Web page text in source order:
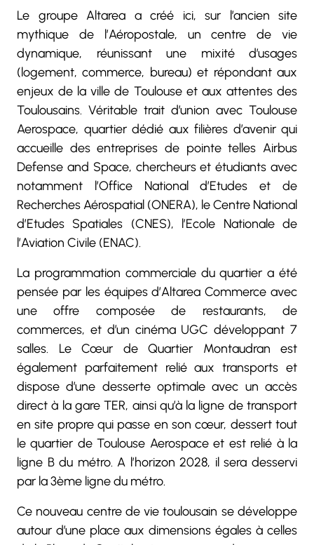
Le groupe Altarea a créé ici, sur l’ancien site
mythique de l’Aéropostale, un centre de vie
dynamique, réunissant une mixité d’usages
(logement, commerce, bureau) et répondant aux
enjeux de la ville de Toulouse et aux attentes des
Toulousains. Véritable trait d’union avec Toulouse
Aerospace, quartier dédié aux filières d’avenir qui
accueille des entreprises de pointe telles Airbus
Defense and Space, chercheurs et étudiants avec
notamment l’Office National d’Etudes et de
Recherches Aérospatial (ONERA), le Centre National
d’Etudes Spatiales (CNES), l’Ecole Nationale de
l’Aviation Civile (ENAC).
La programmation commerciale du quartier a été
pensée par les équipes d’Altarea Commerce avec
une offre composée de restaurants, de
commerces, et d’un cinéma UGC développant 7
salles. Le Cœur de Quartier Montaudran est
également parfaitement relié aux transports et
dispose d’une desserte optimale avec un accès
direct à la gare TER, ainsi qu’à la ligne de transport
en site propre qui passe en son cœur, dessert tout
le quartier de Toulouse Aerospace et est relié à la
ligne B du métro. A l’horizon 2028, il sera desservi
par la 3ème ligne du métro.
Ce nouveau centre de vie toulousain se développe
autour d’une place aux dimensions égales à celles